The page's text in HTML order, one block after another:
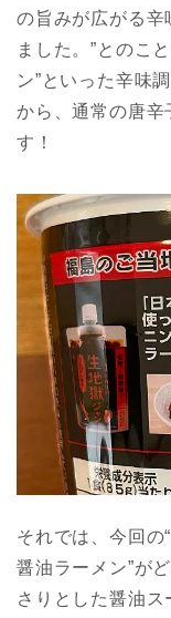
の旨みが広がる辛
ました。”とのこ
ン”といった辛味
から、通常の唐辛
す！
それでは、今回の
醤油ラーメン”が
さりとした醤油